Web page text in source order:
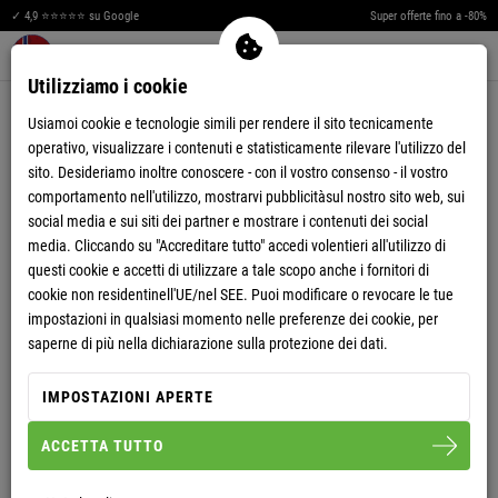
✓ 4,9 ⭐⭐⭐⭐⭐ su Google Super offerte fino a -80%
Warenkorb aufklappen
CAPPOTTI
C
T
I
O
T
P
P
P
A
C
C
T
I
O
T
P
-61%
Utilizziamo i cookie
Usiamoi cookie e tecnologie simili per rendere il sito tecnicamente
operativo, visualizzare i contenuti e statisticamente rilevare l'utilizzo del
sito. Desideriamo inoltre conoscere - con il vostro consenso - il vostro
comportamento nell'utilizzo, mostrarvi pubblicitàsul nostro sito web, sui
social media e sui siti dei partner e mostrare i contenuti dei social
media. Cliccando su "Accreditare tutto" accedi volentieri all'utilizzo di
questi cookie e accetti di utilizzare a tale scopo anche i fornitori di
cookie non residentinell'UE/nel SEE. Puoi modificare o revocare le tue
impostazioni in qualsiasi momento nelle preferenze dei cookie, per
saperne di più nella dichiarazione sulla protezione dei dati.
IMPOSTAZIONI APERTE
ACCETTA TUTTO